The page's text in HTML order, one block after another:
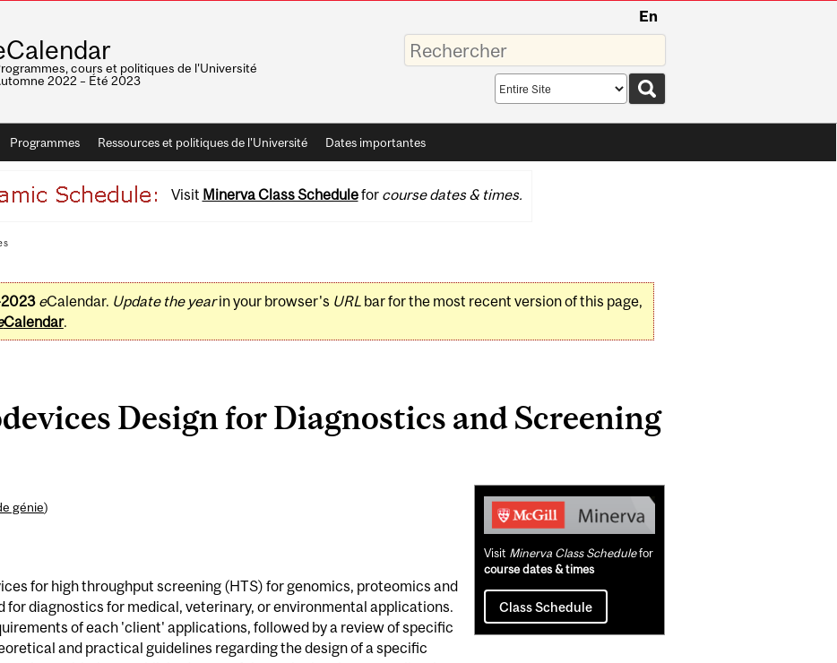
En
cours et politiques de l'Université
2022 – Été 2023
Saisissez
vos
mots-
Search
scope
Programmes Ressources et politiques de l'Université Dates importantes
Visit Minerva Class Schedulefor course dates & times.
eCalendar. Update the yearin your browser's URLbar for the most recent version of this page,
Calendar.
Design for Diagnostics and Screening
génie)
for high throughput screening (HTS) for genomics, proteomics and
for diagnostics for medical, veterinary, or environmental applications.
of each 'client' applications, followed by a review of specific
and practical guidelines regarding the design of a specific
Related
Content
Visit Minerva Class Schedulefor
course dates & times
Class Schedule